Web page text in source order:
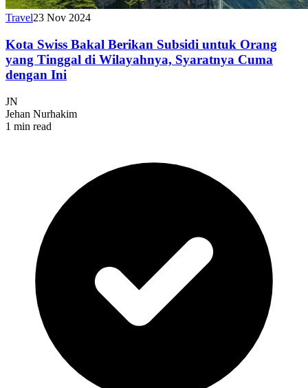
Travel23 Nov 2024
Kota Swiss Bakal Berikan Subsidi untuk Orang
yang Tinggal di Wilayahnya, Syaratnya Cuma
dengan Ini
JN
Jehan Nurhakim
1 min read